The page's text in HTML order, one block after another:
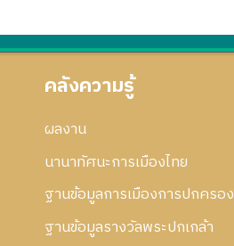
คลังความรู้
ผลงาน
นานาทัศนะการเมืองไทย
ฐานข้อมูลการเมืองการปกครอง
ฐานข้อมูลรางวัลพระปกเกล้า